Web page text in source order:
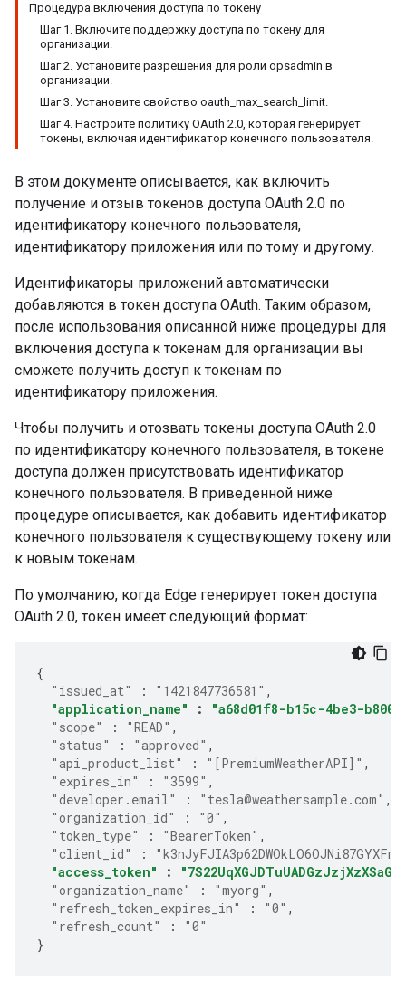
Процедура включения доступа по токену
Шаг 1. Включите поддержку доступа по токену для
организации.
Шаг 2. Установите разрешения для роли opsadmin в
организации.
Шаг 3. Установите свойство oauth_max_search_limit.
Шаг 4. Настройте политику OAuth 2.0, которая генерирует
токены, включая идентификатор конечного пользователя.
В этом документе описывается, как включить
получение и отзыв токенов доступа OAuth 2.0 по
идентификатору конечного пользователя,
идентификатору приложения или по тому и другому.
Идентификаторы приложений автоматически
добавляются в токен доступа OAuth. Таким образом,
после использования описанной ниже процедуры для
включения доступа к токенам для организации вы
сможете получить доступ к токенам по
идентификатору приложения.
Чтобы получить и отозвать токены доступа OAuth 2.0
по идентификатору конечного пользователя, в токене
доступа должен присутствовать идентификатор
конечного пользователя. В приведенной ниже
процедуре описывается, как добавить идентификатор
конечного пользователя к существующему токену или
к новым токенам.
По умолчанию, когда Edge генерирует токен доступа
OAuth 2.0, токен имеет следующий формат:
{
"issued_at"
: "1421847736581" ,
"application_name"
:
"a68d01f8-b15c-4be3-
"scope"
: "READ" ,
"status"
: "approved" ,
"api_product_list"
: "[PremiumWeatherAPI]" ,
"expires_in"
: "3599" ,
"developer.email"
: "tesla@weathersample.com" ,
"organization_id"
: "0" ,
"token_type"
: "BearerToken" ,
"client_id"
:
"access_token"
:
"organization_name"
: "myorg" ,
"refresh_token_expires_in"
: "0" ,
"refresh_count"
:
"0"
}